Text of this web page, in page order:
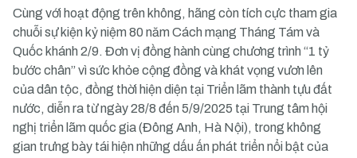
Cùng với hoạt động trên không, hãng còn tích cực tham gia
chuỗi sự kiện kỷ niệm 80 năm Cách mạng Tháng Tám và
Quốc khánh 2/9. Đơn vị đồng hành cùng chương trình “1 tỷ
bước chân” vì sức khỏe cộng đồng và khát vọng vươn lên
của dân tộc, đồng thời hiện diện tại Triển lãm thành tựu đất
nước, diễn ra từ ngày 28/8 đến 5/9/2025 tại Trung tâm hội
nghị triển lãm quốc gia (Đông Anh, Hà Nội), trong không
gian trưng bày tái hiện những dấu ấn phát triển nổi bật của